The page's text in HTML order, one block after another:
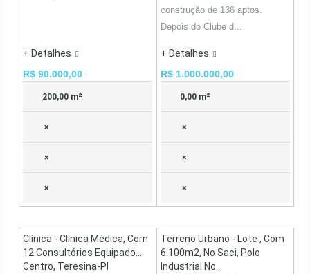
+ Detalhes
R$ 90.000,00
200,00 m²
×
×
×
construção de 136 aptos.
Depois do Clube d...
+ Detalhes
R$ 1.000.000,00
0,00 m²
×
×
×
Clínica - Clínica Médica, Com
12 Consultórios Equipado...
Centro, Teresina-PI
Terreno Urbano - Lote , Com
6.100m2, No Saci, Polo
Industrial No...